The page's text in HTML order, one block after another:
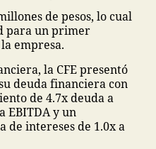
de pesos, lo cual
para un primer
empresa.
la CFE presentó
deuda financiera con
de 4.7x deuda a
EBITDA y un
intereses de 1.0x a